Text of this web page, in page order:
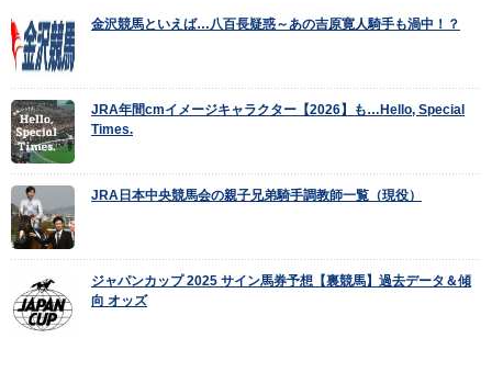
金沢競馬といえば…八百長疑惑～あの吉原寛人騎手も渦中！？
JRA年間cmイメージキャラクター【2026】も…Hello, Special
Times.
JRA日本中央競馬会の親子兄弟騎手調教師一覧（現役）
ジャパンカップ 2025 サイン馬券予想【裏競馬】過去データ＆傾
向 オッズ